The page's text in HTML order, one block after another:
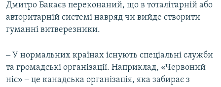
Дмитро Бакаєв переконаний, що в тоталітарній або
авторитарній системі навряд чи вийде створити
гуманні витверезники.
‒ У нормальних країнах існують спеціальні служби
та громадські організації. Наприклад, «Червоний
ніс» ‒ це канадська організація, яка забирає з